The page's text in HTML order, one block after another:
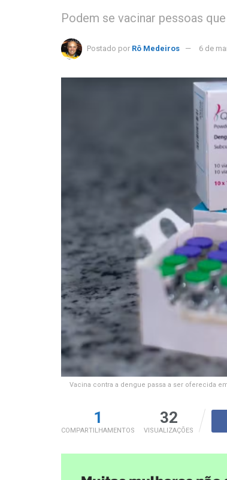
Podem se vacinar pessoas
Postado por Rô Medeiros 6 de
Vacina contra a dengue passa a ser oferecida
1
COMPARTILHAMENTOS
32
VISUALIZAÇÕES